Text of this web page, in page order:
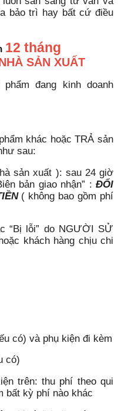
bảo trì hay bất cứ điều
12 tháng
SẢN XUẤT
đang kinh doanh
khác hoặc TRẢ sản
sau:
sản xuất ): sau 24 giờ
bản giao nhận” : ĐỔI
( không bao gồm phí
“Bị lỗi” do NGƯỜI SỬ
khách hàng chịu chi
có) và phụ kiện đi kèm
có)
trên: thu phí theo qui
bất kỳ phí nào khác